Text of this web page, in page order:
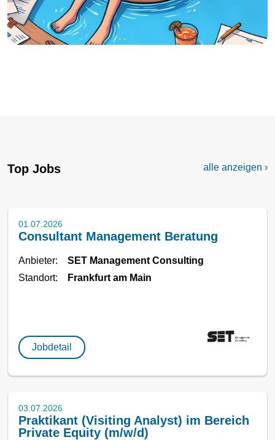
Top Jobs alle anzeigen ›
01.07.2026
Consultant Management Beratung
Anbieter:
SET Management Consulting
Standort:
Frankfurt am Main
Jobdetail
03.07.2026
Praktikant (Visiting Analyst) im Bereich
Private Equity (m/w/d)